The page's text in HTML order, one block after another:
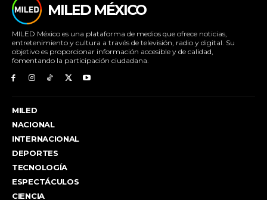
MILED MÉXICO
MILED México es una plataforma de medios que ofrece noticias,
entretenimiento y cultura a través de televisión, radio y digital. Su
objetivo es proporcionar información accesible y de calidad,
fomentando la participación ciudadana.
MILED
NACIONAL
INTERNACIONAL
DEPORTES
TECNOLOGÍA
ESPECTÁCULOS
CIENCIA